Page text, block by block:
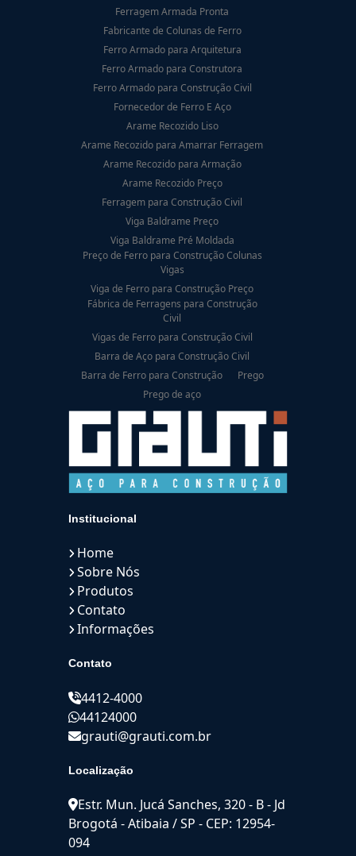
Ferragem Armada Pronta
Fabricante de Colunas de Ferro
Ferro Armado para Arquitetura
Ferro Armado para Construtora
Ferro Armado para Construção Civil
Fornecedor de Ferro E Aço
Arame Recozido Liso
Arame Recozido para Amarrar Ferragem
Arame Recozido para Armação
Arame Recozido Preço
Ferragem para Construção Civil
Viga Baldrame Preço
Viga Baldrame Pré Moldada
Preço de Ferro para Construção Colunas
Vigas
Viga de Ferro para Construção Preço
Fábrica de Ferragens para Construção
Civil
Vigas de Ferro para Construção Civil
Barra de Aço para Construção Civil
Barra de Ferro para Construção
Prego
Prego de aço
Institucional
Home
Sobre Nós
Produtos
Contato
Informações
Contato
4412-4000
44124000
grauti@grauti.com.br
Localização
Estr. Mun. Jucá Sanches, 320 - B - Jd
Brogotá - Atibaia / SP - CEP: 12954-
094